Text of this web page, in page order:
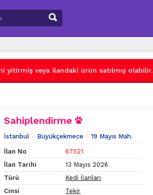
yitirmiş veya ilandaki ürün satılmış olabilir.
Sahiplendirme
İstanbul Büyükçekmece 19 Mayıs Mah.
İlan No
67521
İlan Tarihi
13 Mayıs 2026
Türü
Kedi İlanları
Cinsi
Tekir